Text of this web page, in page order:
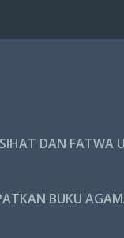
DAN FATWA
BUKU